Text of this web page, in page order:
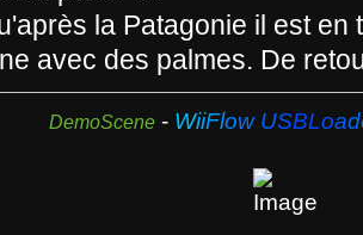
la Patagonie il est en
avec des palmes. De
DemoScene - WiiFlow USBLoad